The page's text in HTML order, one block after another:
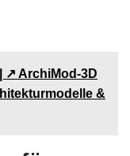
↗️ ArchiMod-3D
&